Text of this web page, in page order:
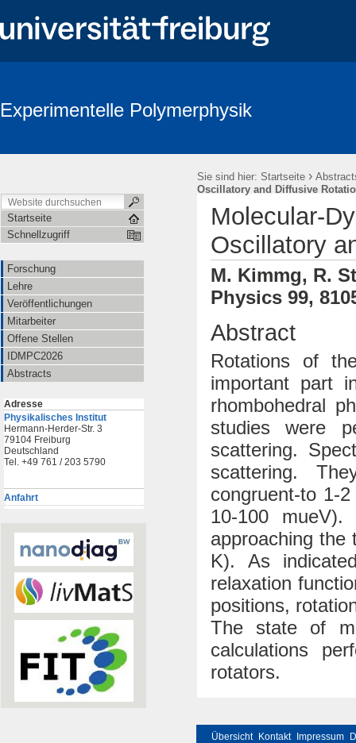
Experimentelle Polymerphysik
Sie sind hier: Startseite ›
Oscillatory and Diffusive
Startseite
Schnellzugriff
Forschung
Lehre
Veröffentlichungen
Mitarbeiter
Offene Stellen
IDMPC2026
Abstracts
Adresse
Physikalisches Institut
Hermann-Herder-Str. 3
79104 Freiburg
Deutschland
Tel. +49 761 / 203 5790
Anfahrt
Molecular-
Oscillatory
M. Kimmg, R.
Physics 99,
Abstract
Rotations of
important part
rhombohedral
studies were
scattering.
scattering.
congruent-to 1-
10-100
approaching the
K). As
relaxation
positions,
The state of
calculations
rotators.
Übersicht Kontakt Impressum